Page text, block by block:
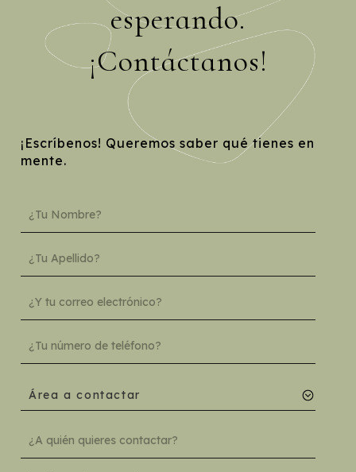
esperando.
¡Contáctanos!
¡Escríbenos! Queremos saber qué tienes en
mente.
Área a contactar